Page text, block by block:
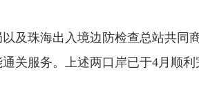
珠海出入境边防检查总站共同
关服务。上述两口岸已于4月顺利